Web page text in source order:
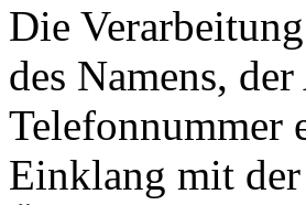
Die
des Namens,
Telefonnummer
Einklang mit